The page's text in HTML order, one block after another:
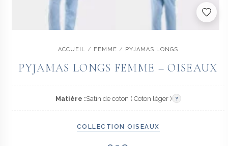
ACCUEIL / FEMME / PYJAMAS LONGS
PYJAMAS LONGS FEMME – OISEAUX
Matière :Satin de coton ( Coton léger ) ?
COLLECTION OISEAUX